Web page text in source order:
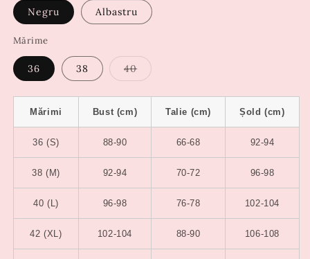
Negru Albastru
Mărime
36 38 40Varianta
are
epuizat
este
indisponibilă
Mărimi Bust (cm) Talie (cm) Șold (cm)
36 (S) 88-90 66-68 92-94
38 (M) 92-94 70-72 96-98
40 (L) 96-98 76-78 102-104
42 (XL) 102-104 88-90 106-108